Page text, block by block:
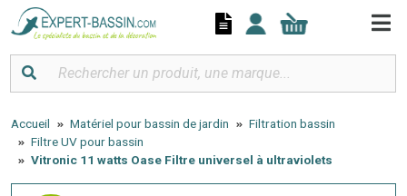
Accueil Matériel pour bassin de jardin
Filtration bassin
Filtre UV pour bassin
Vitronic 11 watts Oase Filtre universel à ultraviolets
Panneau de gestion des cookies